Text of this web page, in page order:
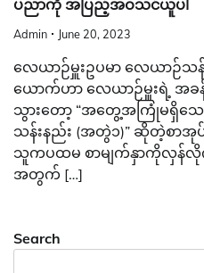
ပညာကို အပြည့်အဝသင်ယူပါ
Admin June 20, 2023
လေယာဉ်မှူးဥပမာ လေယာဉ်သ
ယောက်ဟာ လေယာဉ်မှူးရဲ့ အခ
သွားတော့ “အတွေ့အကြုံမရှိသ
သန်းနည်း (အတွဲ၁)” ဆိုတဲ့စ
သူကပထမ စာမျက်နှာကိုလှန်လို
အတွက် […]
Search